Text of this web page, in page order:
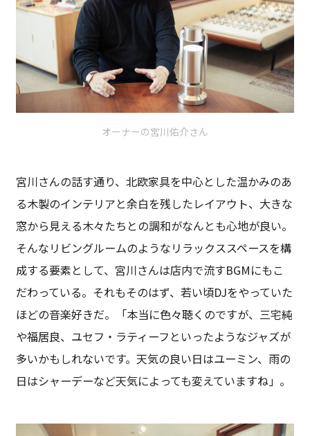
オーナーの宮川佑介さん
宮川さんの話す通り、北欧家具を中心とした温かみのあ
る木製のインテリアと余白を残したレイアウト、大きな
窓から見える木々たちとの調和がなんとも心地が良い。
そんなリビングルームのようなリラックススペースを構
成する要素として、宮川さんは店内で流すBGMにもこ
だわっている。それもそのはず、若い頃DJをやっていた
ほどの音楽好きだ。「本当に色々聴くのですが、三宅純
や福居良、ユセフ・ラティーフといったようなジャズが
多いかもしれないです。天気の良い日はユーミン、雨の
日はシャーデーなど天気によっても変えていますね」。